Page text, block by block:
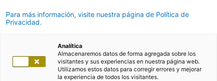
Para más información, visite nuestra página de Política de
Privacidad.
Analítica
Almacenaremos datos de forma agregada sobre los
visitantes y sus experiencias en nuestra página web.
Utilizamos estos datos para corregir errores y mejorar
la experiencia de todos los visitantes.